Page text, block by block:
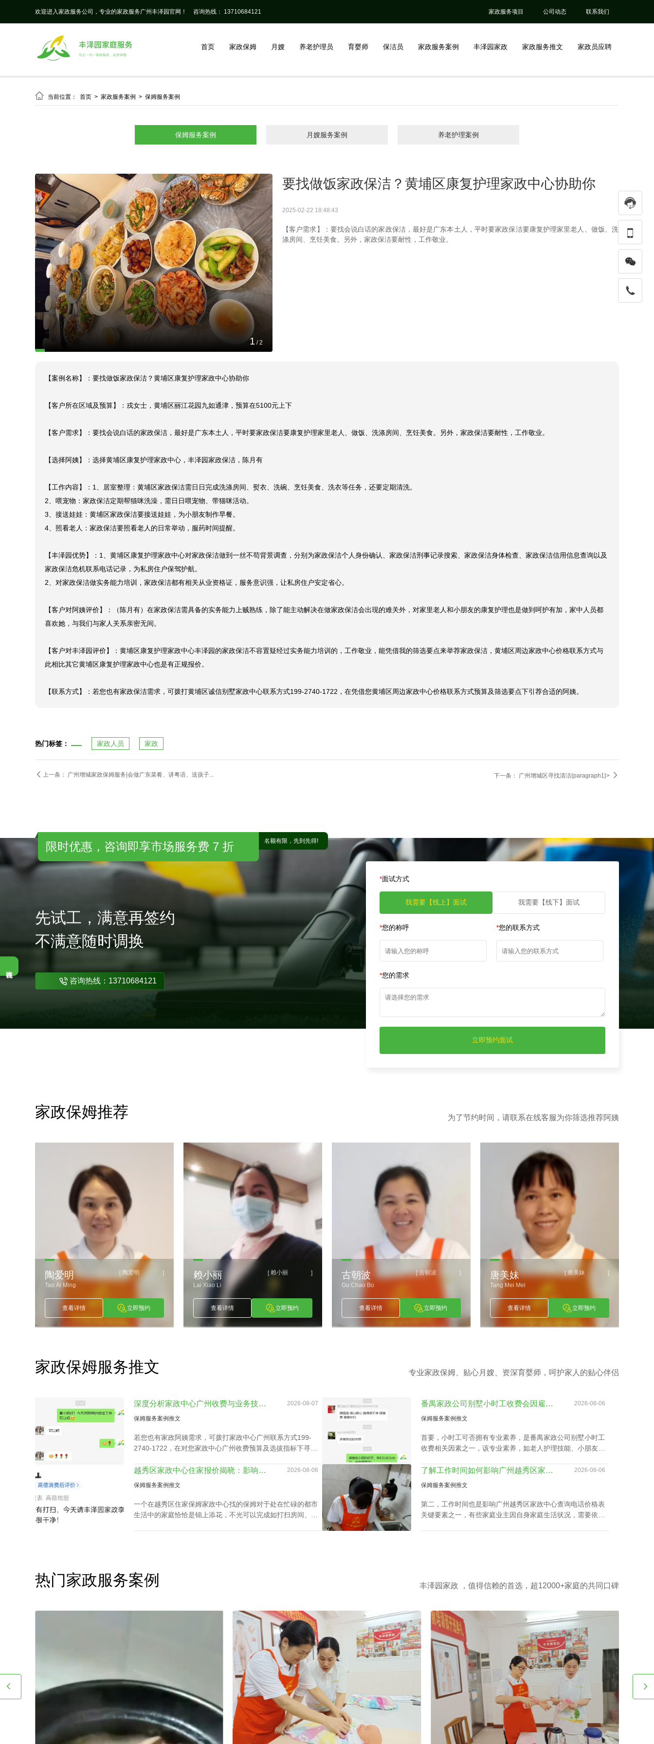
欢迎进入家政服务公司，专业的家政服务广州丰泽园官网！ 咨询热线： 13710684121 家政服务项目 公司动态 联系我们
首页 家政保姆 月嫂 养老护理员 育婴师 保洁员 家政服务案例 丰泽园家政 家政服务推文 家政员应聘
 当前位置： 首页 > 家政服务案例 > 保姆服务案例
保姆服务案例 月嫂服务案例 养老护理案例
1 /2
要找做饭家政保洁？黄埔区康复护理家政中心协助你
2025-02-22 18:48:43
【客户需求】：要找会说白话的家政保洁，最好是广东本土人，平时要家政保洁要康复护理家里老人、做饭、洗
涤房间、烹饪美食。另外，家政保洁要耐性，工作敬业。
【案例名称】：要找做饭家政保洁？黄埔区康复护理家政中心协助你
【客户所在区域及预算】：戎女士，黄埔区丽江花园九如通津，预算在5100元上下
【客户需求】：要找会说白话的家政保洁，最好是广东本土人，平时要家政保洁要康复护理家里老人、做饭、洗涤房间、烹饪美食。另外，家政保洁要耐性，工作敬业。
【选择阿姨】：选择黄埔区康复护理家政中心，丰泽园家政保洁，陈月有
【工作内容】：1、居室整理：黄埔区家政保洁需日日完成洗涤房间、熨衣、洗碗、烹饪美食、洗衣等任务，还要定期清洗。
2、喂宠物：家政保洁定期帮猫咪洗澡，需日日喂宠物、带猫咪活动。
3、接送娃娃：黄埔区家政保洁要接送娃娃，为小朋友制作早餐。
4、照看老人：家政保洁要照看老人的日常举动，服药时间提醒。
【丰泽园优势】：1、黄埔区康复护理家政中心对家政保洁做到一丝不苟背景调查，分别为家政保洁个人身份确认、家政保洁刑事记录搜索、家政保洁身体检查、家政保洁信用信息查询以及
家政保洁危机联系电话记录，为私房住户保驾护航。
2、对家政保洁做实务能力培训，家政保洁都有相关从业资格证，服务意识强，让私房住户安定省心。
【客户对阿姨评价】：（陈月有）在家政保洁需具备的实务能力上贼熟练，除了能主动解决在做家政保洁会出现的难关外，对家里老人和小朋友的康复护理也是做到呵护有加，家中人员都
喜欢她，与我们与家人关系亲密无间。
【客户对丰泽园评价】：黄埔区康复护理家政中心丰泽园的家政保洁不容置疑经过实务能力培训的，工作敬业，能凭借我的筛选要点来举荐家政保洁，黄埔区周边家政中心价格联系方式与
此相比其它黄埔区康复护理家政中心也是有正规报价。
【联系方式】：若您也有家政保洁需求，可拨打黄埔区诚信别墅家政中心联系方式199-2740-1722，在凭借您黄埔区周边家政中心价格联系方式预算及筛选要点下引荐合适的阿姨。
热门标签： 家政人员 家政
 上一条： 广州增城家政保姆服务|会做广东菜肴、讲粤语、送孩子... 下一条： 广州增城区寻找清洁{paragraph1}> 
限时优惠，咨询即享市场服务费 7 折 名额有限，先到先得!
先试工，满意再签约
不满意随时调换
咨询热线：13710684121
*面试方式
我需要【线上】面试 我需要【线下】面试
*您的称呼 *您的联系方式
*您的需求
家政保姆推荐 为了节约时间，请联系在线客服为你筛选推荐阿姨
[ 陶爱明 ]
陶爱明
Tao Ai Ming
查看详情 立即预约
[ 赖小丽 ]
赖小丽
Lai Xiao Li
查看详情 立即预约
[ 古朝波 ]
古朝波
Gu Chao Bo
查看详情 立即预约
[ 唐美妹 ]
唐美妹
Tang Mei Mei
查看详情 立即预约
家政保姆服务推文 专业家政保姆、贴心月嫂、资深育婴师，呵护家人的贴心伴侣
深度分析家政中心广州收费与业务技能专长关系 2026-08-07
保姆服务案例推文
若您也有家政阿姨需求，可拨打家政中心广州联系方式199-
2740-1722，在对您家政中心广州收费预算及选拔指标下寻找
番禺家政公司别墅小时工收费会因雇主要求而变动？ 2026-08-06
保姆服务案例推文
首要，小时工可否拥有专业素养，是番禺家政公司别墅小时工
收费相关因素之一，该专业素养，如老人护理技能、小朋友伺
时工收费都是紧密依赖的。
越秀区家政中心住家报价揭晓：影响因素及如何选择最佳服务 2026-08-06
保姆服务案例推文
一个在越秀区住家保姆家政中心找的保姆对于处在忙碌的都市
生活中的家庭恰恰是锦上添花，不光可以完成如打扫房间、熨
了解工作时间如何影响广州越秀区家政中心查询电话价格表及服务质量 2026-08-06
保姆服务案例推文
第二，工作时间也是影响广州越秀区家政中心查询电话价格表
关键要素之一，有些家庭业主因自身家庭生活状况，需要依照
热门家政服务案例 丰泽园家政 ，值得信赖的首选，超12000+家庭的共同口碑
 

